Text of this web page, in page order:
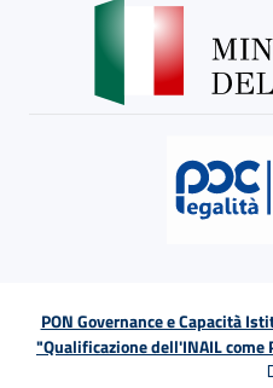
PON Governance e Capacità
"Qualificazione dell'INAIL come